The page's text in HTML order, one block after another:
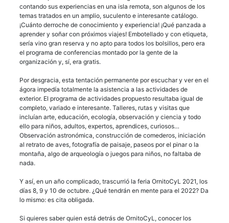
contando sus experiencias en una isla remota, son algunos de los
temas tratados en un amplio, suculento e interesante catálogo.
¡Cuánto derroche de conocimiento y experiencia! ¡Qué panzada a
aprender y soñar con próximos viajes! Embotellado y con etiqueta,
sería vino gran reserva y no apto para todos los bolsillos, pero era
el programa de conferencias montado por la gente de la
organización y, sí, era gratis.
Por desgracia, esta tentación permanente por escuchar y ver en el
ágora impedía totalmente la asistencia a las actividades de
exterior. El programa de actividades propuesto resultaba igual de
completo, variado e interesante. Talleres, rutas y visitas que
incluían arte, educación, ecología, observación y ciencia y todo
ello para niños, adultos, expertos, aprendices, curiosos…
Observación astronómica, construcción de comederos, iniciación
al retrato de aves, fotografía de paisaje, paseos por el pinar o la
montaña, algo de arqueología o juegos para niños, no faltaba de
nada.
Y así, en un año complicado, trascurrió la feria OrnitoCyL 2021, los
días 8, 9 y 10 de octubre. ¿Qué tendrán en mente para el 2022? Da
lo mismo: es cita obligada.
Si quieres saber quien está detrás de OrnitoCyL, conocer los